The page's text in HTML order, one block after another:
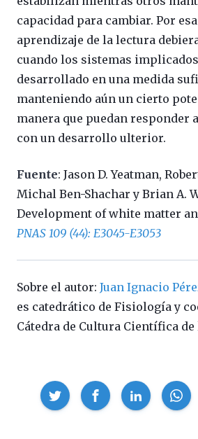
capacidad para cambiar. Por
aprendizaje de la lectura
cuando los sistemas
desarrollado en una medida
manteniendo aún un cierto
manera que puedan responder
con un desarrollo ulterior.
Fuente: Jason D. Yeatman,
Michal Ben-Shachar y Brian A.
Development of white matter
PNAS 109 (44): E3045-E3053
Sobre el autor: Juan Ignacio
es catedrático de Fisiología y
Cátedra de Cultura Científica de
Compartir